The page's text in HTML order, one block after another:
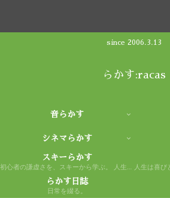
since 2006.3.13
らかす:racas
音らかす
シネマらかす
スキーらかす
初心者の謙虚さを、スキーから学ぶ。 人生もまた然り。
らかす日誌
日常を綴る。